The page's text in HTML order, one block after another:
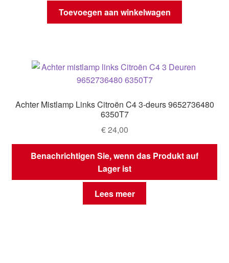
Toevoegen aan winkelwagen
Achter Mistlamp Links Citroën C4 3-deurs 9652736480
6350T7
€24,00
Benachrichtigen Sie, wenn das Produkt auf
Lager ist
Lees meer